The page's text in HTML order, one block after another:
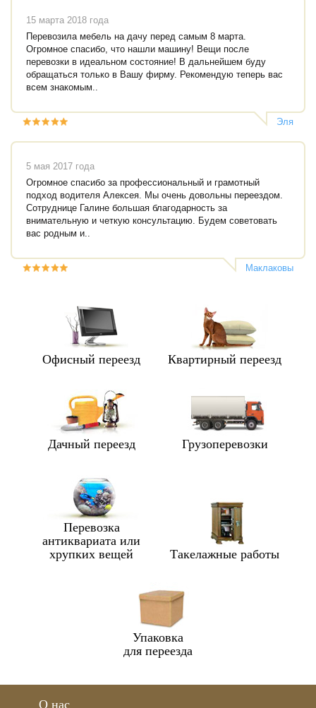
15 марта 2018 года
Перевозила мебель на дачу перед самым 8 марта.
Огромное спасибо, что нашли машину! Вещи после
перевозки в идеальном состояние! В дальнейшем буду
обращаться только в Вашу фирму. Рекомендую теперь вас
всем знакомым..
Эля
5 мая 2017 года
Огромное спасибо за профессиональный и грамотный
подход водителя Алексея. Мы очень довольны переездом.
Сотруднице Галине большая благодарность за
внимательную и четкую консультацию. Будем советовать
вас родным и..
Маклаковы
Офисный переезд Квартирный переезд
Дачный переезд Грузоперевозки
Перевозка
антиквариата или
хрупких вещей
Такелажные работы
Упаковка
для переезда
О нас